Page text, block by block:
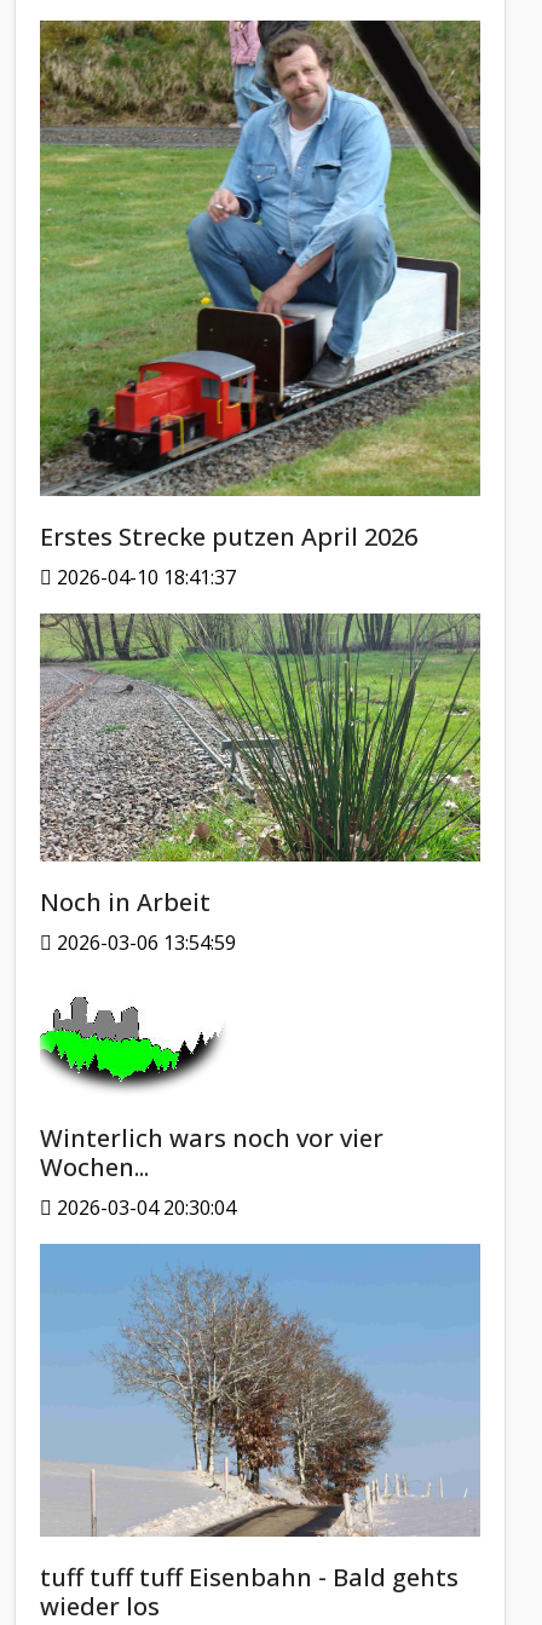
Erstes Strecke putzen April 2026
2026-04-10 18:41:37
Noch in Arbeit
2026-03-06 13:54:59
Winterlich wars noch vor vier
Wochen...
2026-03-04 20:30:04
tuff tuff tuff Eisenbahn - Bald gehts
wieder los